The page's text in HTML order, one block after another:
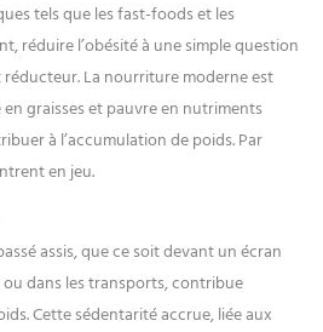
tels que les fast-foods et les
réduire l’obésité à une simple question
La nourriture moderne est
graisses et pauvre en nutriments
à l’accumulation de poids. Par
en jeu.
assis, que ce soit devant un écran
dans les transports, contribue
Cette sédentarité accrue, liée aux